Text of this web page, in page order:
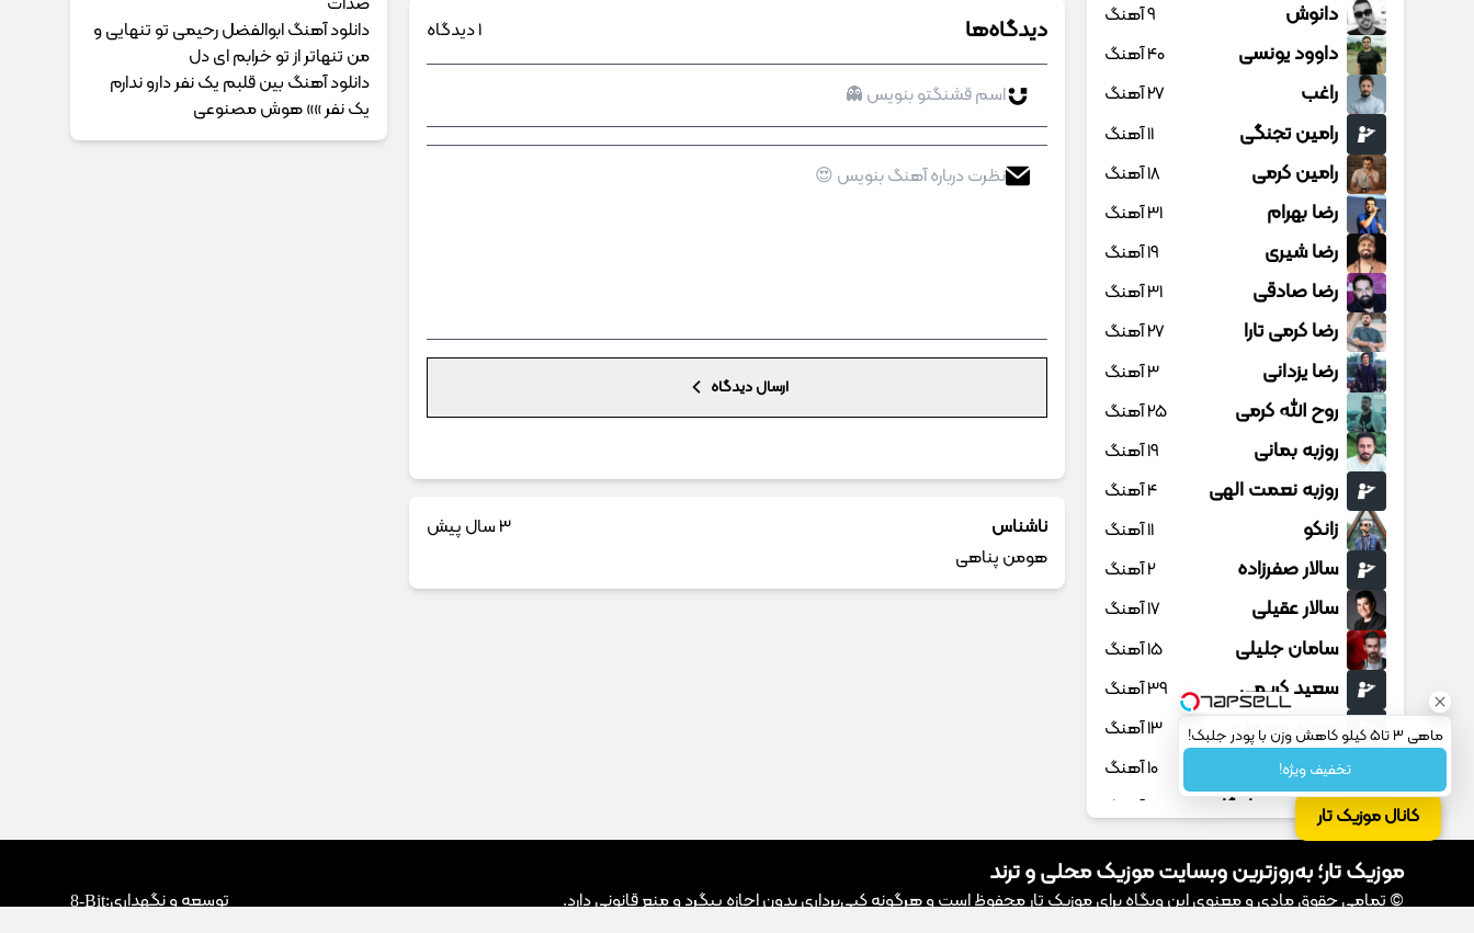
کانال موزیک تار
دیدگاه‌ها 1 دیدگاه
ارسال دیدگاه
ناشناس
3 سال پیش
هومن پناهی
دانوش 9 آهنگ
داوود یونسی 40 آهنگ
راغب 27 آهنگ
رامین تجنگی 11 آهنگ
رامین کرمی 18 آهنگ
رضا بهرام 31 آهنگ
رضا شیری 19 آهنگ
رضا صادقی 31 آهنگ
رضا کرمی تارا 27 آهنگ
رضا یزدانی 3 آهنگ
روح الله کرمی 25 آهنگ
روزبه بمانی 19 آهنگ
روزبه نعمت الهی 4 آهنگ
زانکو 11 آهنگ
سالار صفرزاده 2 آهنگ
سالار عقیلی 17 آهنگ
سامان جلیلی 15 آهنگ
سعید کریمی 39 آهنگ
سعید محمدی 13 آهنگ
سهراب پاکزاد 10 آهنگ
سهیل مهرزادگان
سیروان خسروی 3 آهنگ
سینا پارسیان
دانلود آهنگ ابوالفضل رحیمی ﺗﻮ ﺗﻨﻬﺎﻳﻰ و
ﻣﻦ ﺗﻨﻬﺎﺗﺮ از ﺗﻮ ﺧﺮاﺑﻢ ای دل
دانلود آهنگ بین قلبم یک نفر دارو ندارم
یک نفر »» هوش مصنوعی
موزیک تار؛ به‌روزترین وبسایت موزیک محلی و ترند
© تمامی حقوق مادی و معنوی این وبگاه برای موزیک تار محفوظ است و هرگونه کپی‌برداری بدون اجازه پیگرد و منع قانونی دارد. توسعه و نگهداری:8-Bit
ماهی 3 تا5 کیلو کاهش وزن با پودر جلبک!
تخفیف ویژه!